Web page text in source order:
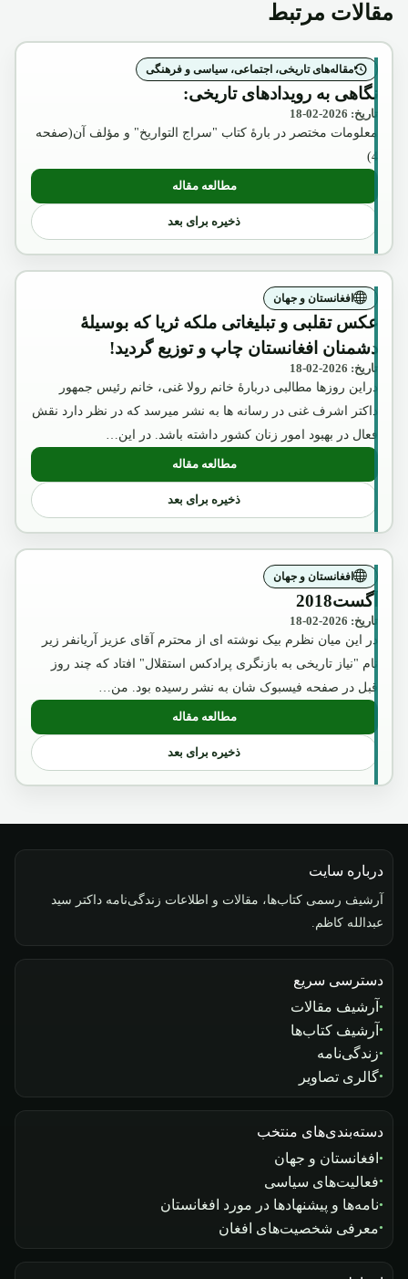
مقالات مرتبط
مقاله‌های تاریخی، اجتماعی، سیاسی و فرهنگی
نگاهی به رویدادهای تاریخی:
تاریخ: 2026-02-18
معلومات مختصر در بارۀ کتاب "سراج التواریخ" و مؤلف آن(صفحه
4)
مطالعه مقاله: نگاهی به رویدادهای تاریخی:
ذخیره برای بعد
افغانستان و جهان
عکس تقلبی و تبلیغاتی ملکه ثریا که بوسیلۀ
دشمنان افغانستان چاپ و توزیع گردید!
تاریخ: 2026-02-18
دراین روزها مطالبی دربارۀ خانم رولا غنی، خانم رئیس جمهور
داکتر اشرف غنی در رسانه ها به نشر میرسد که در نظر دارد نقش
فعال در بهبود امور زنان کشور داشته باشد. در این…
مطالعه مقاله: عکس تقلبی و تبلیغاتی ملکه ثریا که
ذخیره برای بعد
افغانستان و جهان
آگست2018
تاریخ: 2026-02-18
در این میان نظرم بیک نوشته ای از محترم آقای عزیز آریانفر زیر
نام "نیاز تاریخی به بازنگری پرادکس استقلال" افتاد که چند روز
قبل در صفحه فیسبوک شان به نشر رسیده بود. من…
مطالعه مقاله
: آگست2018
ذخیره برای بعد
درباره سایت
آرشیف رسمی کتاب‌ها، مقالات و اطلاعات زندگی‌نامه داکتر سید
عبدالله کاظم.
دسترسی سریع
آرشیف مقالات
آرشیف کتاب‌ها
زندگی‌نامه
گالری تصاویر
دسته‌بندی‌های منتخب
افغانستان و جهان
فعالیت‌های سیاسی
نامه‌ها و پیشنهادها در مورد افغانستان
معرفی شخصیت‌های افغان